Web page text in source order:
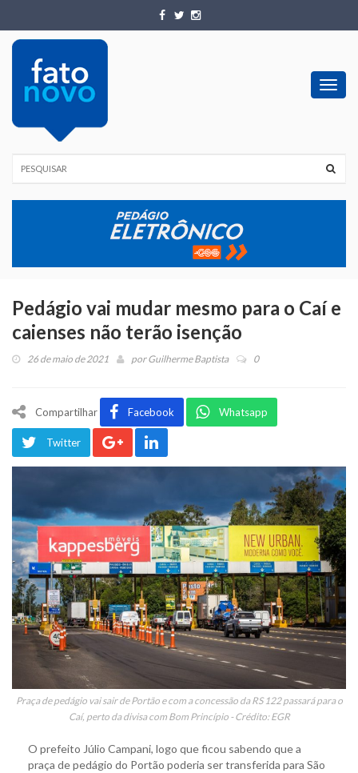
Pedágio vai mudar mesmo para o Caí e
caienses não terão isenção
26 de maio de 2021 porGuilherme Baptista 0
Compartilhar Facebook Whatsapp
Twitter
Praça de pedágio vai sair de Portão e com a concessão da RS 122 passará para o
Caí, perto da divisa com Bom Princípio - Crédito: EGR
O prefeito Júlio Campani, logo que ficou sabendo que a
praça de pedágio do Portão poderia ser transferida para São